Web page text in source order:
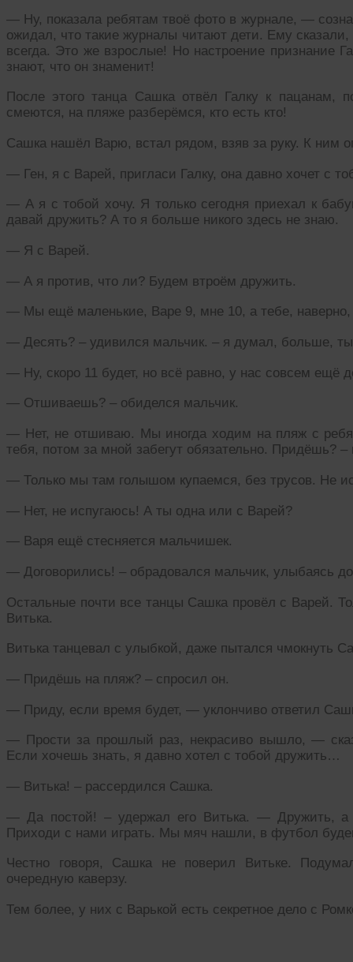
— Ну, показала ребятам твоё фото в журнале, —
ожидал, что такие журналы читают дети. Ему
всегда. Это же взрослые! Но настроение признание
знают, что он знаменит!
После этого танца Сашка отвёл Галку к пацанам,
смеются, на пляже разберёмся, кто есть кто!
Сашка нашёл Варю, встал рядом, взяв за руку. К ним
— Ген, я с Варей, пригласи Галку, она давно хочет с
— А я с тобой хочу. Я только сегодня приехал к
давай дружить? А то я больше никого здесь не знаю.
— Я с Варей.
— А я против, что ли? Будем втроём дружить.
— Мы ещё маленькие, Варе 9, мне 10, а тебе,
— Десять? – удивился мальчик. – я думал, больше,
— Ну, скоро 11 будет, но всё равно, у нас совсем ещё
— Отшиваешь? – обиделся мальчик.
— Нет, не отшиваю. Мы иногда ходим на пляж с
тебя, потом за мной забегут обязательно. Придёшь?
— Только мы там голышом купаемся, без трусов. Не
— Нет, не испугаюсь! А ты одна или с Варей?
— Варя ещё стесняется мальчишек.
— Договорились! – обрадовался мальчик, улыбаясь
Остальные почти все танцы Сашка провёл с Варей.
Витька.
Витька танцевал с улыбкой, даже пытался чмокнуть
— Придёшь на пляж? – спросил он.
— Приду, если время будет, — уклончиво ответил
— Прости за прошлый раз, некрасиво вышло, —
Если хочешь знать, я давно хотел с тобой дружить…
— Витька! – рассердился Сашка.
— Да постой! – удержал его Витька. — Дружить,
Приходи с нами играть. Мы мяч нашли, в футбол
Честно говоря, Сашка не поверил Витьке.
очередную каверзу.
Тем более, у них с Варькой есть секретное дело с